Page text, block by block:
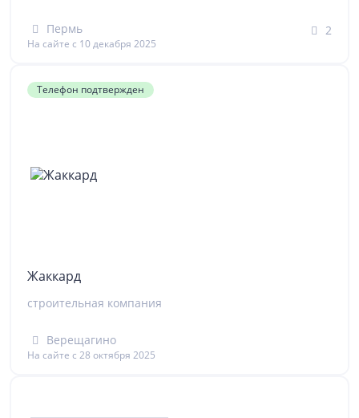
Пермь
На сайте с 10 декабря 2025
2
Телефон подтвержден
Жаккард
строительная компания
Верещагино
На сайте с 28 октября 2025